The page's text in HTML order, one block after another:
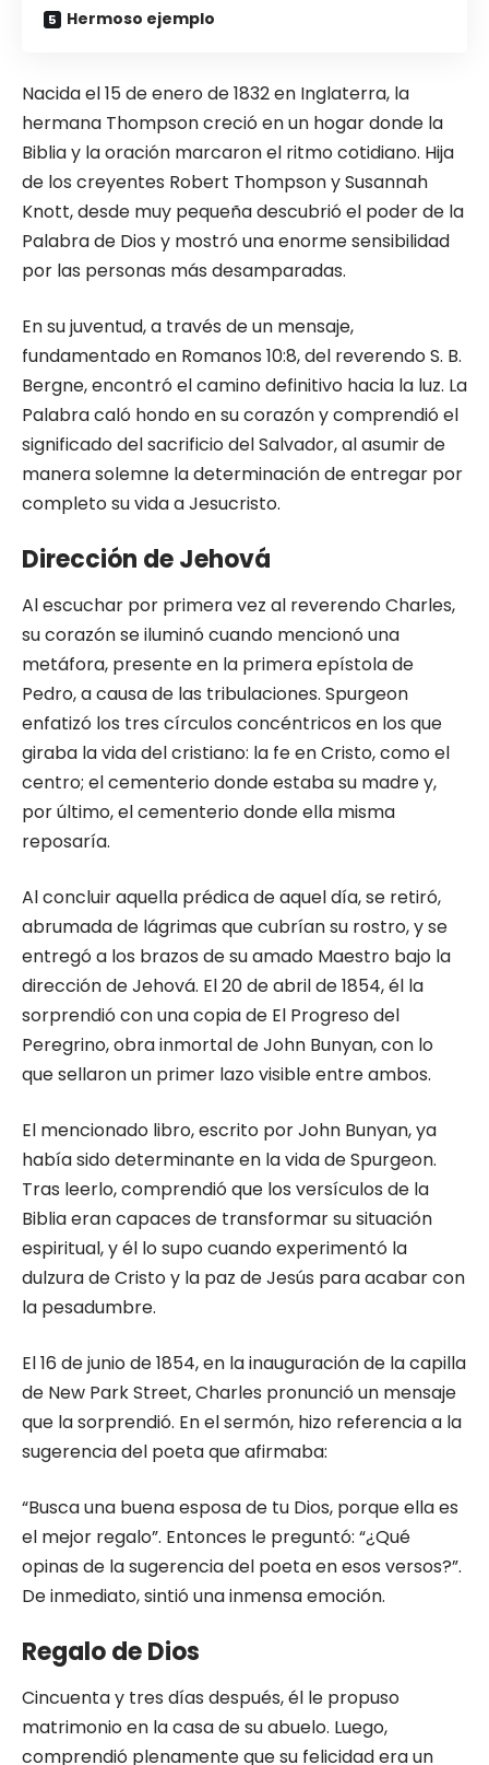
Hermoso ejemplo
Nacida el 15 de enero de 1832 en Inglaterra, la
hermana Thompson creció en un hogar donde la
Biblia y la oración marcaron el ritmo cotidiano. Hija
de los creyentes Robert Thompson y Susannah
Knott, desde muy pequeña descubrió el poder de la
Palabra de Dios y mostró una enorme sensibilidad
por las personas más desamparadas.
En su juventud, a través de un mensaje,
fundamentado en Romanos 10:8, del reverendo S. B.
Bergne, encontró el camino definitivo hacia la luz. La
Palabra caló hondo en su corazón y comprendió el
significado del sacrificio del Salvador, al asumir de
manera solemne la determinación de entregar por
completo su vida a Jesucristo.
Dirección de Jehová
Al escuchar por primera vez al reverendo Charles,
su corazón se iluminó cuando mencionó una
metáfora, presente en la primera epístola de
Pedro, a causa de las tribulaciones. Spurgeon
enfatizó los tres círculos concéntricos en los que
giraba la vida del cristiano: la fe en Cristo, como el
centro; el cementerio donde estaba su madre y,
por último, el cementerio donde ella misma
reposaría.
Al concluir aquella prédica de aquel día, se retiró,
abrumada de lágrimas que cubrían su rostro, y se
entregó a los brazos de su amado Maestro bajo la
dirección de Jehová. El 20 de abril de 1854, él la
sorprendió con una copia de El Progreso del
Peregrino, obra inmortal de John Bunyan, con lo
que sellaron un primer lazo visible entre ambos.
El mencionado libro, escrito por John Bunyan, ya
había sido determinante en la vida de Spurgeon.
Tras leerlo, comprendió que los versículos de la
Biblia eran capaces de transformar su situación
espiritual, y él lo supo cuando experimentó la
dulzura de Cristo y la paz de Jesús para acabar con
la pesadumbre.
El 16 de junio de 1854, en la inauguración de la capilla
de New Park Street, Charles pronunció un mensaje
que la sorprendió. En el sermón, hizo referencia a la
sugerencia del poeta que afirmaba:
“Busca una buena esposa de tu Dios, porque ella es
el mejor regalo”. Entonces le preguntó: “¿Qué
opinas de la sugerencia del poeta en esos versos?”.
De inmediato, sintió una inmensa emoción.
Regalo de Dios
Cincuenta y tres días después, él le propuso
matrimonio en la casa de su abuelo. Luego,
comprendió plenamente que su felicidad era un